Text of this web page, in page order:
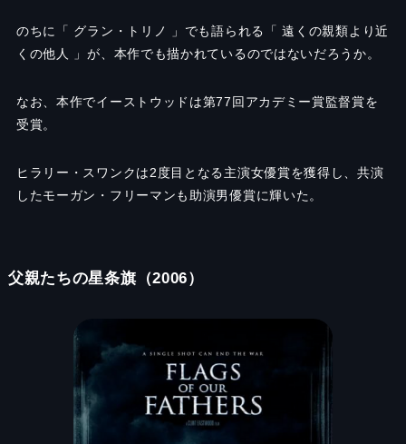
のちに「 グラン・トリノ 」でも語られる「 遠くの親類より近
くの他人 」が、本作でも描かれているのではないだろうか。
なお、本作でイーストウッドは第77回アカデミー賞監督賞を
受賞。
ヒラリー・スワンクは2度目となる主演女優賞を獲得し、共演
したモーガン・フリーマンも助演男優賞に輝いた。
父親たちの星条旗（2006）